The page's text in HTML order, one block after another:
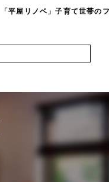
「平屋リノベ」子育て世帯の